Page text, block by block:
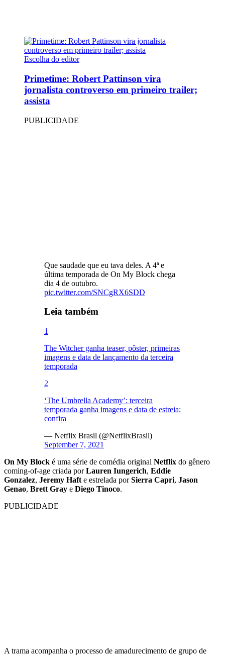
Escolha do editor
Primetime: Robert Pattinson vira
jornalista controverso em primeiro trailer;
assista
PUBLICIDADE
Que saudade que eu tava deles. A 4ª e
última temporada de On My Block chega
dia 4 de outubro.
pic.twitter.com/SNCgRX6SDD
Leia também
1
The Witcher ganha teaser, pôster, primeiras
imagens e data de lançamento da terceira
temporada
2
‘The Umbrella Academy’: terceira
temporada ganha imagens e data de estreia;
confira
— Netflix Brasil (@NetflixBrasil)
September 7, 2021
On My Block é uma série de comédia original Netflix do gênero
coming-of-age criada porLauren Iungerich, Eddie
Gonzalez, Jeremy Haft e estrelada porSierra Capri, Jason
Genao, Brett Gray e Diego Tinoco.
PUBLICIDADE
A trama acompanha o processo de amadurecimento de grupo de